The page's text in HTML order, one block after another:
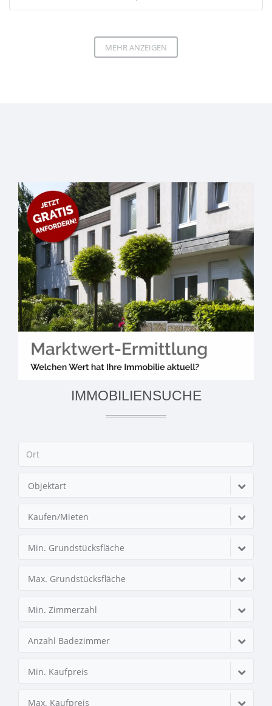
MEHR ANZEIGEN
IMMOBILIENSUCHE
Objektart
Kaufen/Mieten
Min. Grundstücksfläche
Max. Grundstücksfläche
Min. Zimmerzahl
Anzahl Badezimmer
Min. Kaufpreis
Max. Kaufpreis